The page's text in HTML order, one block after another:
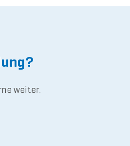
weiter.